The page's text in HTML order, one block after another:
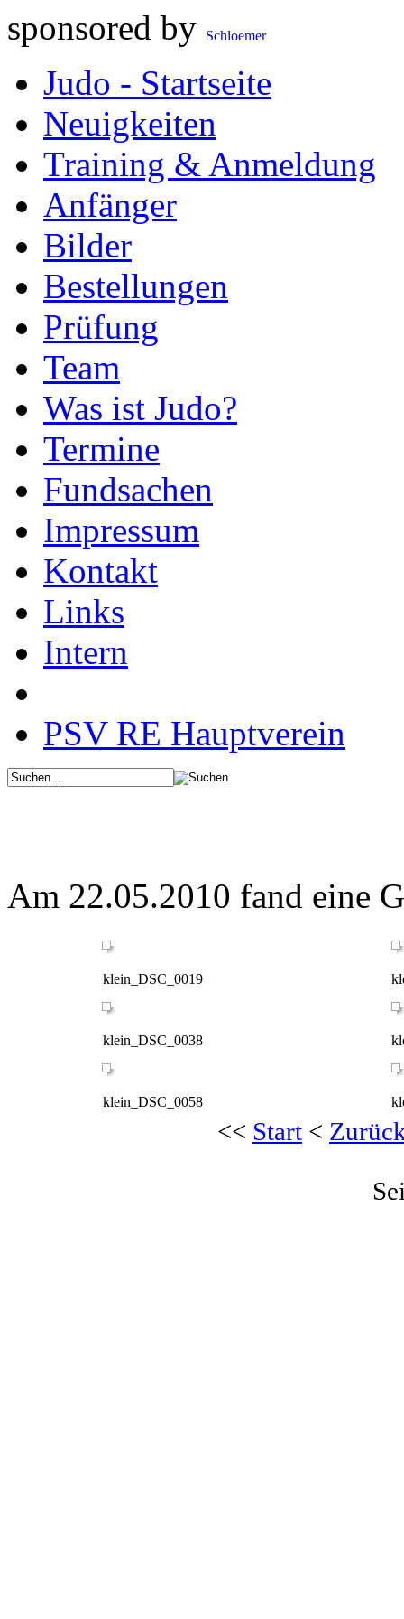
sponsored by
Judo - Startseite
Neuigkeiten
Training & Anmeldung
Anfänger
Bilder
Bestellungen
Prüfung
Team
Was ist Judo?
Termine
Fundsachen
Impressum
Kontakt
Links
Intern
PSV RE Hauptverein
Am 22.05.2010 fand eine
klein_DSC_0019
klein_DSC_0038
klein_DSC_0058
<< Start <